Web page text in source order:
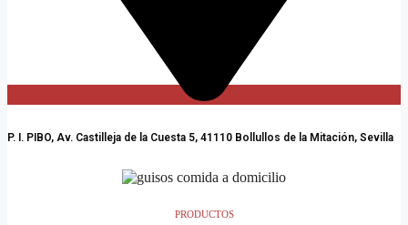
P. I. PIBO, Av. Castilleja de la Cuesta 5, 41110 Bollullos de la Mitación, Sevilla
PRODUCTOS